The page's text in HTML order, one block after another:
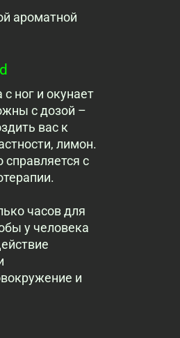
ароматной
ног и окунает
с дозой –
вас к
лимон.
с
часов для
у человека
и